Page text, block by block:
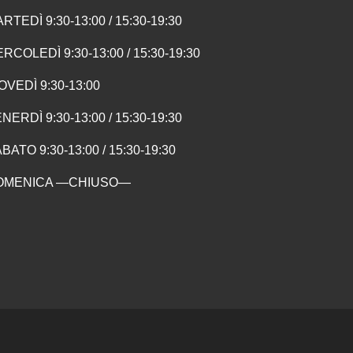
9:30-13:00 / 15:30-19:30
9:30-13:00 / 15:30-19:30
9:30-13:00
9:30-13:00 / 15:30-19:30
9:30-13:00 / 15:30-19:30
—CHIUSO—